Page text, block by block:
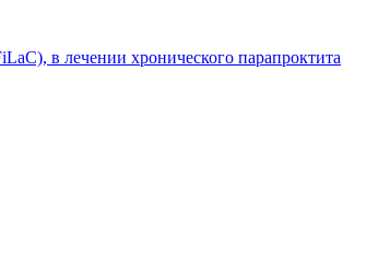
в лечении хронического парапроктита